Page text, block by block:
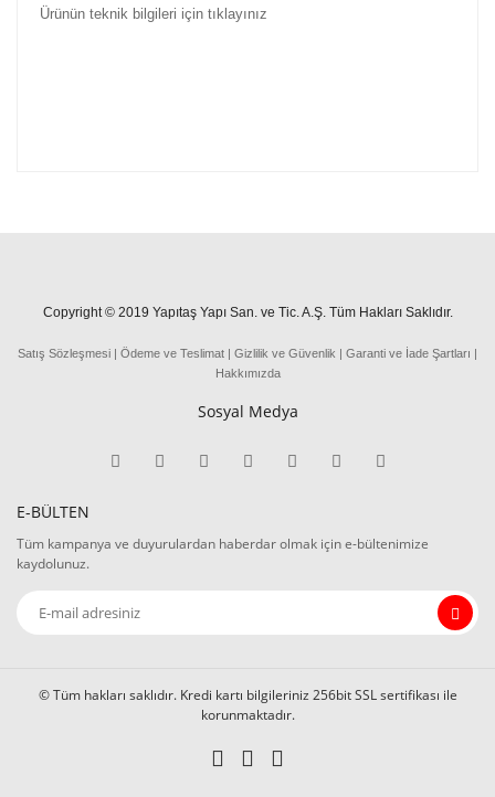
Ürünün teknik bilgileri için tıklayınız
Copyright © 2019 Yapıtaş Yapı San. ve Tic. A.Ş. Tüm Hakları Saklıdır.
Satış Sözleşmesi | Ödeme ve Teslimat | Gizlilik ve Güvenlik | Garanti ve İade Şartları |
Hakkımızda
Sosyal Medya
E-BÜLTEN
Tüm kampanya ve duyurulardan haberdar olmak için e-bültenimize
kaydolunuz.
© Tüm hakları saklıdır. Kredi kartı bilgileriniz 256bit SSL sertifikası ile
korunmaktadır.